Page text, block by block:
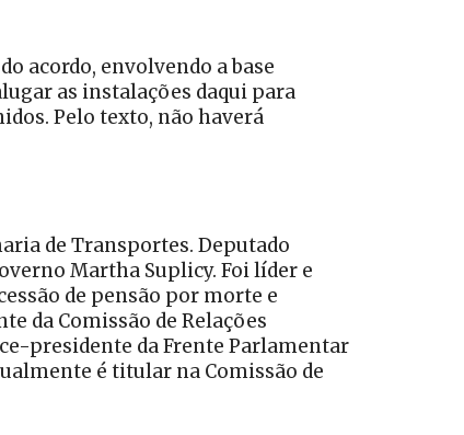
acordo, envolvendo a base
as instalações daqui para
Pelo texto, não haverá
de Transportes. Deputado
Martha Suplicy. Foi líder e
de pensão por morte e
da Comissão de Relações
presidente da Frente Parlamentar
é titular na Comissão de